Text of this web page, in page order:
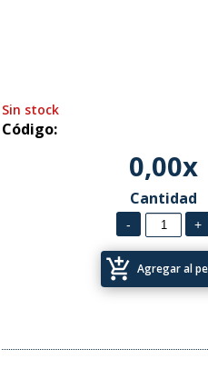
Sin stock
Código:
0,00x
Cantidad
add_shopping_cart Agregar al